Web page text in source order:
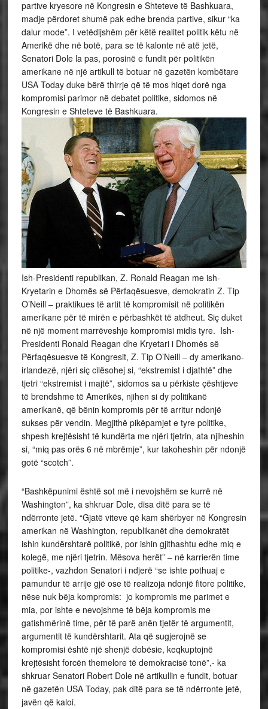
partive kryesore në Kongresin e Shteteve të Bashkuara,
madje përdoret shumë pak edhe brenda partive, sikur “ka
dalur mode”. I vetëdijshëm për këtë realitet politik këtu në
Amerikë dhe në botë, para se të kalonte në atë jetë,
Senatori Dole la pas, porosinë e fundit për politikën
amerikane në një artikull të botuar në gazetën kombëtare
USA Today duke bërë thirrje që të mos hiqet dorë nga
kompromisi parimor në debatet politike, sidomos në
Kongresin e Shteteve të Bashkuara.
Ish-Presidenti republikan, Z. Ronald Reagan me ish-
Kryetarin e Dhomës së Përfaqësuesve, demokratin Z. Tip
O’Neill – praktikues të artit të kompromisit në politikën
amerikane për të mirën e përbashkët të atdheut. Siç duket
në një moment marrëveshje kompromisi midis tyre. Ish-
Presidenti Ronald Reagan dhe Kryetari i Dhomës së
Përfaqësuesve të Kongresit, Z. Tip O’Neill – dy amerikano-
irlandezë, njëri siç cilësohej si, “ekstremist i djathtë” dhe
tjetri “ekstremist i majtë”, sidomos sa u përkiste çështjeve
të brendshme të Amerikës, njihen si dy politikanë
amerikanë, që bënin kompromis për të arritur ndonjë
sukses për vendin. Megjithë pikëpamjet e tyre politike,
shpesh krejtësisht të kundërta me njëri tjetrin, ata njiheshin
si, “miq pas orës 6 në mbrëmje”, kur takoheshin për ndonjë
gotë “scotch”.
“Bashkëpunimi është sot më i nevojshëm se kurrë në
Washington”, ka shkruar Dole, disa ditë para se të
ndërronte jetë. “Gjatë viteve që kam shërbyer në Kongresin
amerikan në Washington, republikanët dhe demokratët
ishin kundërshtarë politikë, por ishin gjithashtu edhe miq e
kolegë, me njëri tjetrin. Mësova herët” – në karrierën time
politike-, vazhdon Senatori i ndjerë “se ishte pothuaj e
pamundur të arrije gjë ose të realizoja ndonjë fitore politike,
nëse nuk bëja kompromis: jo kompromis me parimet e
mia, por ishte e nevojshme të bëja kompromis me
gatishmërinë time, për të parë anën tjetër të argumentit,
argumentit të kundërshtarit. Ata që sugjerojnë se
kompromisi është një shenjë dobësie, keqkuptojnë
krejtësisht forcën themelore të demokracisë tonë”,- ka
shkruar Senatori Robert Dole në artikullin e fundit, botuar
në gazetën USA Today, pak ditë para se të ndërronte jetë,
javën që kaloi.